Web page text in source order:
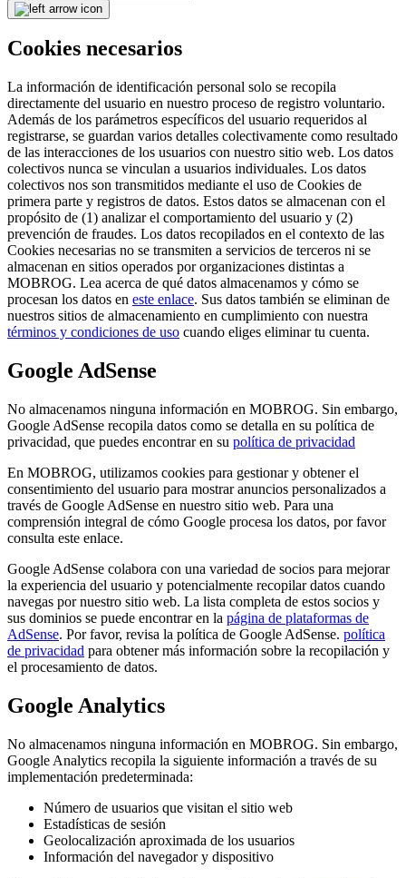
Cookies necesarios
La información de identificación personal solo se recopila
directamente del usuario en nuestro proceso de registro voluntario.
Además de los parámetros específicos del usuario requeridos al
registrarse, se guardan varios detalles colectivamente como resultado
de las interacciones de los usuarios con nuestro sitio web. Los datos
colectivos nunca se vinculan a usuarios individuales. Los datos
colectivos nos son transmitidos mediante el uso de Cookies de
primera parte y registros de datos. Estos datos se almacenan con el
propósito de (1) analizar el comportamiento del usuario y (2)
prevención de fraudes. Los datos recopilados en el contexto de las
Cookies necesarias no se transmiten a servicios de terceros ni se
almacenan en sitios operados por organizaciones distintas a
MOBROG. Lea acerca de qué datos almacenamos y cómo se
procesan los datos en este enlace. Sus datos también se eliminan de
nuestros sitios de almacenamiento en cumplimiento con nuestra
términos y condiciones de uso cuando eliges eliminar tu cuenta.
Google AdSense
No almacenamos ninguna información en MOBROG. Sin embargo,
Google AdSense recopila datos como se detalla en su política de
privacidad, que puedes encontrar en su política de privacidad
En MOBROG, utilizamos cookies para gestionar y obtener el
consentimiento del usuario para mostrar anuncios personalizados a
través de Google AdSense en nuestro sitio web. Para una
comprensión integral de cómo Google procesa los datos, por favor
consulta este enlace.
Google AdSense colabora con una variedad de socios para mejorar
la experiencia del usuario y potencialmente recopilar datos cuando
navegas por nuestro sitio web. La lista completa de estos socios y
sus dominios se puede encontrar en la página de plataformas de
AdSense. Por favor, revisa la política de Google AdSense. política
de privacidad para obtener más información sobre la recopilación y
el procesamiento de datos.
Google Analytics
No almacenamos ninguna información en MOBROG. Sin embargo,
Google Analytics recopila la siguiente información a través de su
implementación predeterminada:
Número de usuarios que visitan el sitio web
Estadísticas de sesión
Geolocalización aproximada de los usuarios
Información del navegador y dispositivo